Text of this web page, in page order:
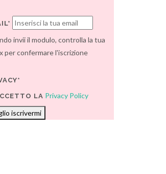
invii il modulo, controlla la tua
per confermare l'iscrizione
LA Privacy Policy
iscrivermi